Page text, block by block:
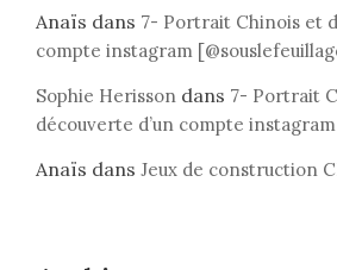
Anaïs dans 7- Portrait Chinois et
compte instagram
Sophie Herisson dans 7- Portrait
découverte d’un compte
Anaïs dans Jeux de construction